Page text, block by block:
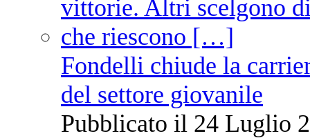
Fondelli chiude la
del settore giovanile
Pubblicato il 24 Luglio